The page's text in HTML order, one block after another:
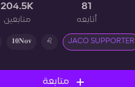
81
أتابعه
204.5K
متابعين
JACO SUPPORTER
♌︎
𝟏𝟎𝐍𝐨𝐯
متابعة